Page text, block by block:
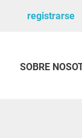
registrarse
SOBRE